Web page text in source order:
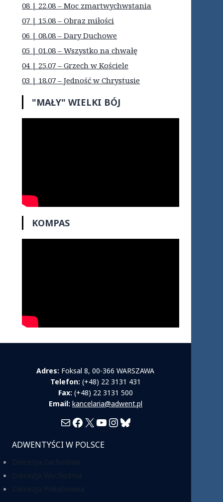
08 | 22.08 – Moc zmartwychwstania
07 | 15.08 – Obraz miłości
06 | 08.08 – Dary Duchowe
05 | 01.08 – Wszystko na chwałę
04 | 25.07 – Grzech w Kościele
03 | 18.07 – Jedność w Chrystusie
"MAŁY" WIELKI BÓJ
KOMPAS
Adres: Foksal 8, 00-366 WARSZAWA
Telefon: (+48) 22 3131 431
Fax: (+48) 22 3131 500
Email: kancelaria@adwent.pl
MailFacebook
X YouTube
Instagram
Bluesky
ADWENTYŚCI W POLSCE